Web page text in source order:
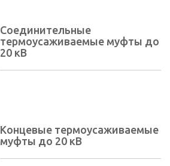
Соединительные
термоусаживаемые муфты до
20 кВ
Концевые термоусаживаемые
муфты до 20 кВ